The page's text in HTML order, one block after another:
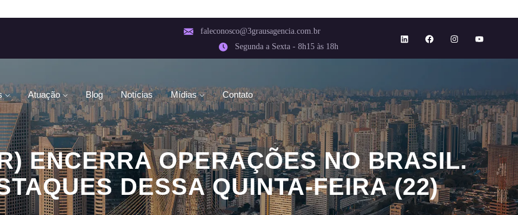
faleconosco@3grausagencia.com.br
Segunda a Sexta - 8h15 às 18h
Atuação Blog Notícias Mídias Contato
ENCERRA OPERAÇÕES NO BRASIL.
DESSA QUINTA-FEIRA (22)
OPERAÇÕES NO BRASIL. CONFIRA OS DESTAQUES DESSA QUINTA-FEIRA (22)